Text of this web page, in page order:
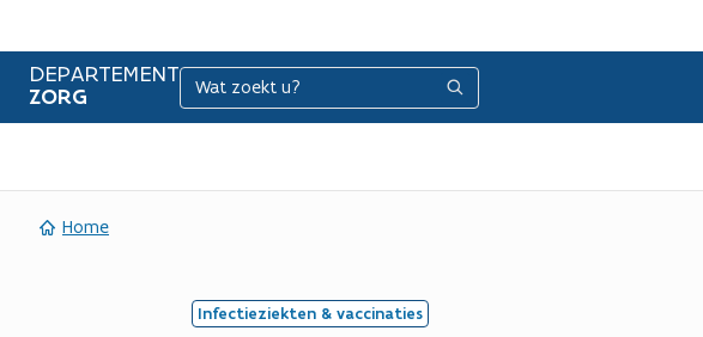
DEPARTEMENT
ZORG
Zoeken Zoeken
Home
Infectieziekten & vaccinaties